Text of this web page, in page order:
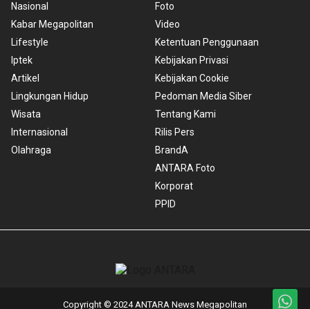
Nasional
Kabar Megapolitan
Lifestyle
Iptek
Artikel
Lingkungan Hidup
Wisata
Internasional
Olahraga
Foto
Video
Ketentuan Penggunaan
Kebijakan Privasi
Kebijakan Cookie
Pedoman Media Siber
Tentang Kami
Rilis Pers
BrandA
ANTARA Foto
Korporat
PPID
Copyright © 2024 ANTARA News Megapolitan